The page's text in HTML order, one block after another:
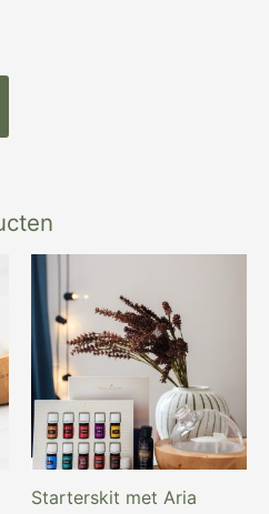
Starterskit met Aria
was:
€ 329,97.€ 318,82.